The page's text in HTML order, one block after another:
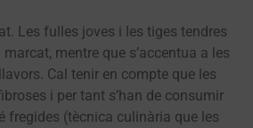
Les fulles joves i les tiges tendres
mentre que s’accentua a les
Cal tenir en compte que les
i per tant s’han de consumir
fregides (tècnica culinària que les